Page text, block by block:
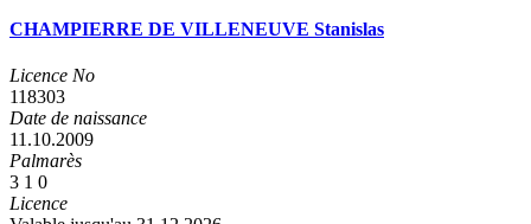
CHAMPIERRE DE VILLENEUVE Stanislas
Licence No
118303
Date de naissance
11.10.2009
Palmarès
3 1 0
Licence